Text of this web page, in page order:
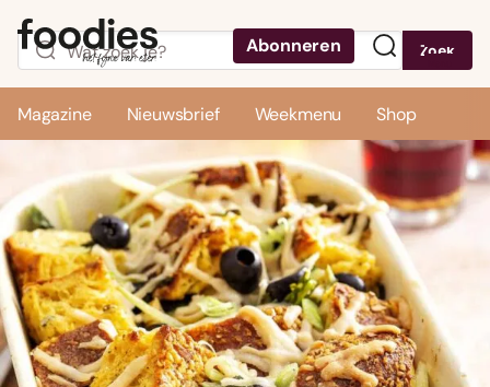
Abonneren Zoek
Magazine Nieuwsbrief Weekmenu Shop